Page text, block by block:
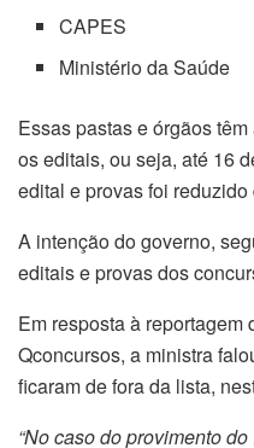
CAPES
Ministério da Saúde
Essas pastas e órgãos
os editais, ou seja, até 16
edital e provas foi
A intenção do governo,
editais e provas dos
Em resposta à
Qconcursos, a ministra
ficaram de fora da lista,
“No caso do provimento